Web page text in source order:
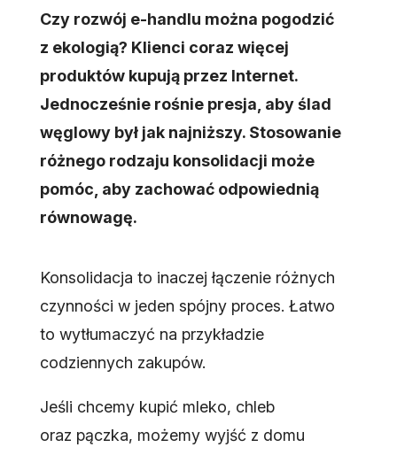
Czy rozwój e-handlu można pogodzić
z ekologią? Klienci coraz więcej
produktów kupują przez Internet.
Jednocześnie rośnie presja, aby ślad
węglowy był jak najniższy. Stosowanie
różnego rodzaju konsolidacji może
pomóc, aby zachować odpowiednią
równowagę.
Konsolidacja to inaczej łączenie różnych
czynności w jeden spójny proces. Łatwo
to wytłumaczyć na przykładzie
codziennych zakupów.
Jeśli chcemy kupić mleko, chleb
oraz pączka, możemy wyjść z domu